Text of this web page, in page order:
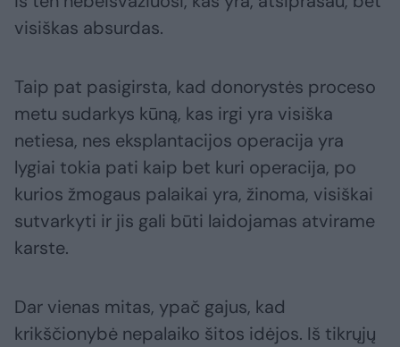
visiškas absurdas.
Taip pat pasigirsta, kad donorystės proceso
metu sudarkys kūną, kas irgi yra visiška
netiesa, nes eksplantacijos operacija yra
lygiai tokia pati kaip bet kuri operacija, po
kurios žmogaus palaikai yra, žinoma, visiškai
sutvarkyti ir jis gali būti laidojamas atvirame
karste.
Dar vienas mitas, ypač gajus, kad
krikščionybė nepalaiko šitos idėjos. Iš tikrųjų